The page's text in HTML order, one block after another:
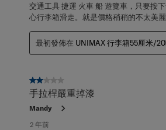
交通工具 捷運 火車 船 遊覽車，只要按
心行李箱滑走。就是價格稍稍的不太美麗
最初發佈在 UNIMAX 行李箱55厘米/
2星，共5星。
手拉桿嚴重掉漆
Mandy
2 年前